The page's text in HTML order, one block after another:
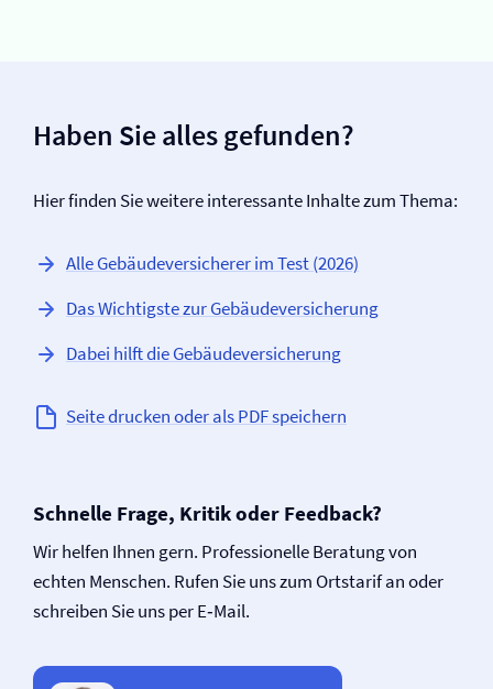
Haben Sie alles gefunden?
Hier finden Sie weitere interessante Inhalte zum Thema:
Alle Gebäude­versicherer im Test (2026)
Das Wichtigste zur Gebäude­versicherung
Dabei hilft die Gebäude­versicherung
Seite drucken oder als PDF speichern
Schnelle Frage, Kritik oder Feedback?
Wir helfen Ihnen gern. Professionelle Beratung von
echten Menschen. Rufen Sie uns zum Ortstarif an oder
schreiben Sie uns per E‑Mail.